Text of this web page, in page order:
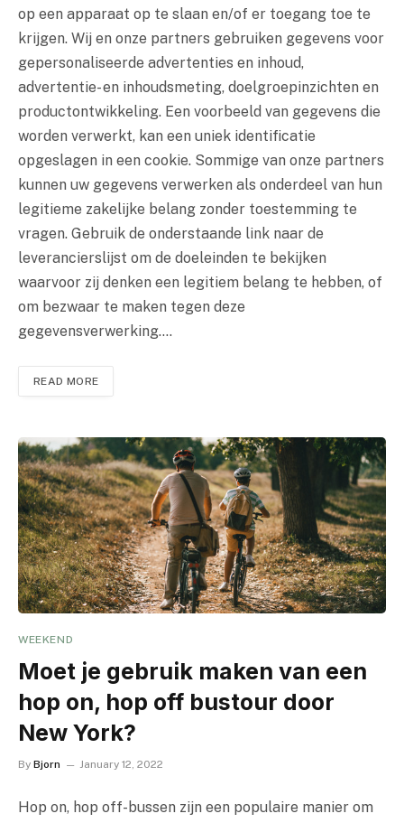
op een apparaat op te slaan en/of er toegang toe te
krijgen. Wij en onze partners gebruiken gegevens voor
gepersonaliseerde advertenties en inhoud,
advertentie- en inhoudsmeting, doelgroepinzichten en
productontwikkeling. Een voorbeeld van gegevens die
worden verwerkt, kan een uniek identificatie
opgeslagen in een cookie. Sommige van onze partners
kunnen uw gegevens verwerken als onderdeel van hun
legitieme zakelijke belang zonder toestemming te
vragen. Gebruik de onderstaande link naar de
leverancierslijst om de doeleinden te bekijken
waarvoor zij denken een legitiem belang te hebben, of
om bezwaar te maken tegen deze
gegevensverwerking.…
READ MORE
WEEKEND
Moet je gebruik maken van een
hop on, hop off bustour door
New York?
By Bjorn January 12, 2022
Hop on, hop off-bussen zijn een populaire manier om